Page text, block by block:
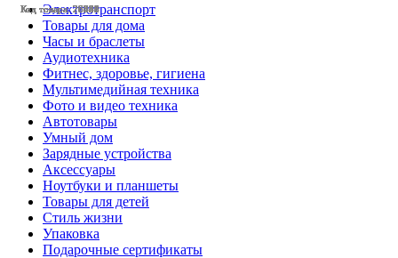
Код товара: 28556
Код товара: 28546
Код товара: 28545
Код товара: 28541
Код товара: 28488
Код товара: 28365
Код товара: 27091
Код товара: 26426
Код товара: 26425
Код товара: 26283
Код товара: 25235
Код товара: 25222
Электротранспорт
Товары для дома
Часы и браслеты
Аудиотехника
Фитнес, здоровье, гигиена
Мультимедийная техника
Фото и видео техника
Автотовары
Умный дом
Зарядные устройства
Аксессуары
Ноутбуки и планшеты
Товары для детей
Стиль жизни
Упаковка
Подарочные сертификаты